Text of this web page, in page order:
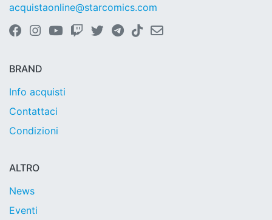
acquistaonline@starcomics.com
BRAND
Info acquisti
Contattaci
Condizioni
ALTRO
News
Eventi